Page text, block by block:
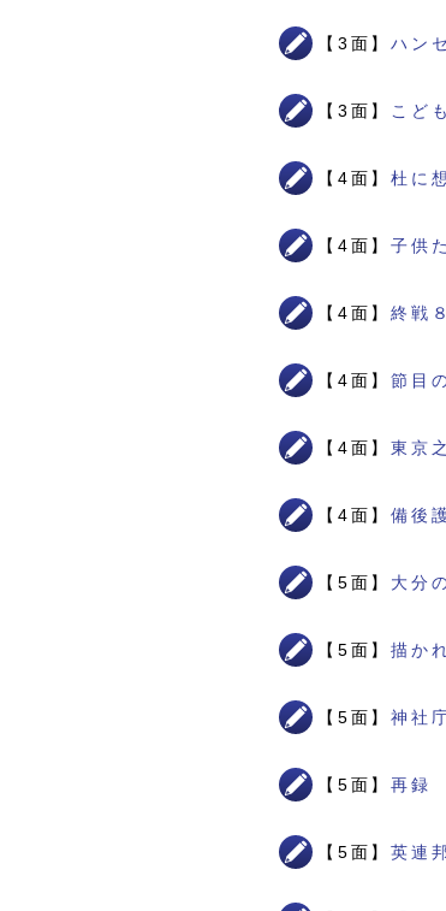
【3面】ハン
【3面】 こど
【4面】杜に
【4面】子供
【4面】終戦
【4面】節目
【4面】東京
【4面】備後
【5面】 大分
【5面】描か
【5面】神社
【5面】再録
【5面】英連